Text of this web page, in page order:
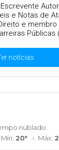
e Notas de
e membro
Públicas
notícias
nublado
Mín. 20° Máx.